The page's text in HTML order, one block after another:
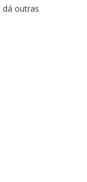
dá outras